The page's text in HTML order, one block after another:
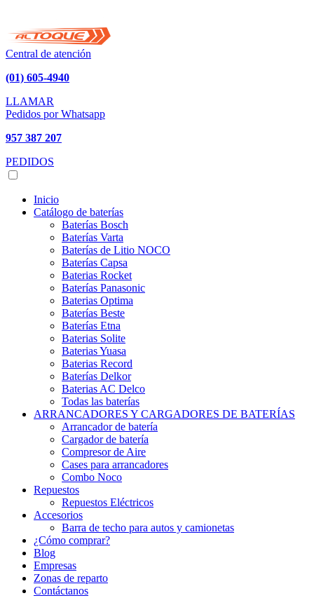
Central de atención
(01) 605-4940
LLAMAR
Pedidos por Whatsapp
957 387 207
PEDIDOS
Inicio
Catálogo de baterías
Baterías Bosch
Baterías Varta
Baterías de Litio NOCO
Baterías Capsa
Baterias Rocket
Baterías Panasonic
Baterias Optima
Baterías Beste
Baterías Etna
Baterias Solite
Baterias Yuasa
Baterias Record
Baterías Delkor
Baterias AC Delco
Todas las baterías
ARRANCADORES Y CARGADORES DE BATERÍAS
Arrancador de batería
Cargador de batería
Compresor de Aire
Cases para arrancadores
Combo Noco
Repuestos
Repuestos Eléctricos
Accesorios
Barra de techo para autos y camionetas
¿Cómo comprar?
Blog
Empresas
Zonas de reparto
Contáctanos